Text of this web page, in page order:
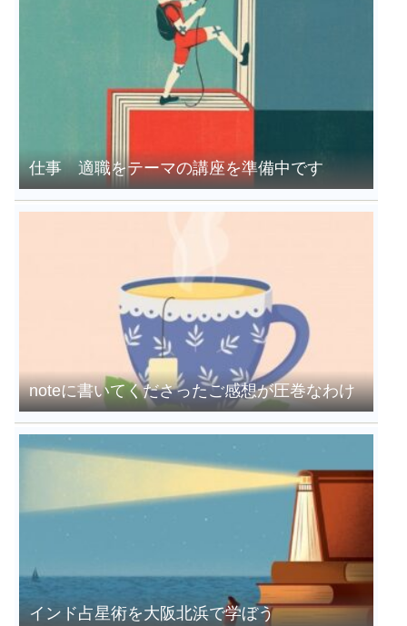
仕事 適職をテーマの講座を準備中です
noteに書いてくださったご感想が圧巻なわけ
インド占星術を大阪北浜で学ぼう